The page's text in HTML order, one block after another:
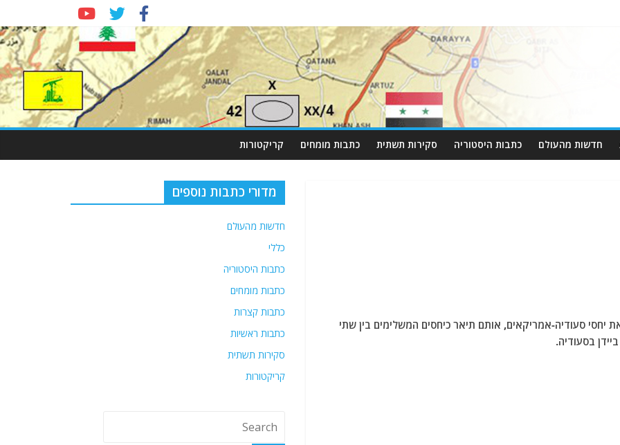
חדשות מהעולם כתבות היסטוריה סקירות תשתית כתבות מומחים קריקטורות
יחסי סעודיה-אמריקאים, אותם תיאר כיחסים המשלימים בין שתי
בסעודיה.
מדורי כתבות נוספים
חדשות מהעולם
כללי
כתבות היסטוריה
כתבות מומחים
כתבות קצרות
כתבות ראשיות
סקירות תשתית
קריקטורות